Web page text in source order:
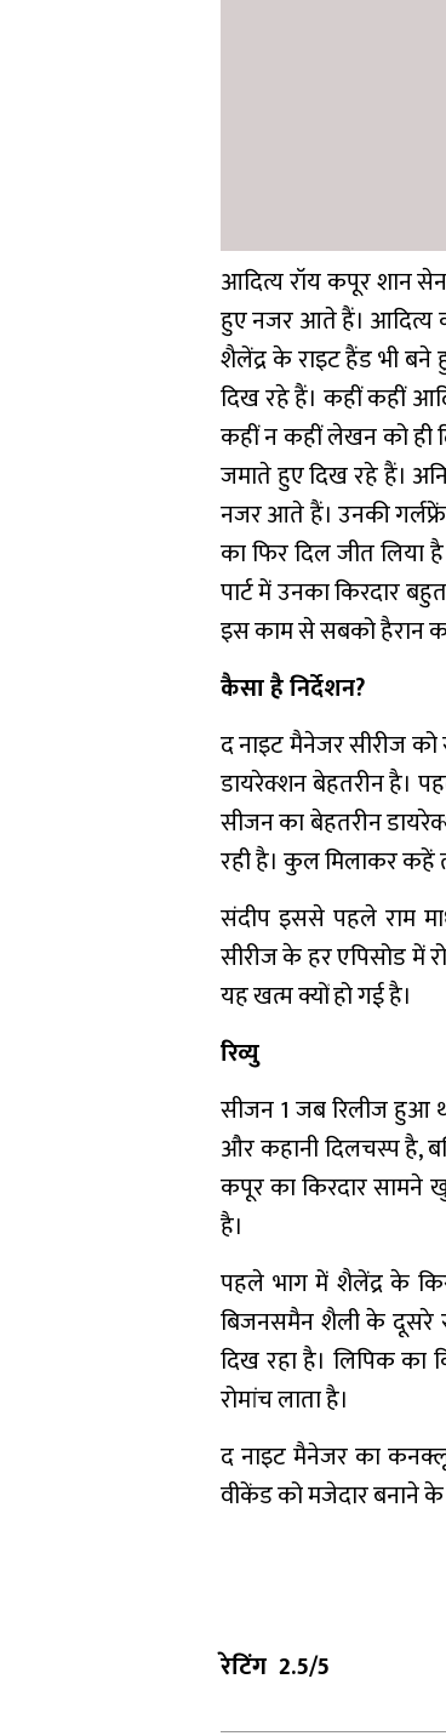
आदित्य रॉय कपूर शान
हुए नजर आते हैं। आदित्य
शैलेंद्र के राइट हैंड भी
दिख रहे हैं। कहीं कहीं
कहीं न कहीं लेखन को ही
जमाते हुए दिख रहे हैं।
नजर आते हैं। उनकी
का फिर दिल जीत लिया
पार्ट में उनका किरदार
इस काम से सबको हैरान
कैसा है निर्देशन?
द नाइट मैनेजर सीरीज को
डायरेक्शन बेहतरीन है।
सीजन का बेहतरीन
रही है। कुल मिलाकर कहें
संदीप इससे पहले राम
सीरीज के हर एपिसोड में
यह खत्म क्यों हो गई है।
रिव्यु
सीजन 1 जब रिलीज हुआ
और कहानी दिलचस्प है,
कपूर का किरदार सामने
है।
पहले भाग में शैलेंद्र के
बिजनसमैन शैली के दूसरे
दिख रहा है। लिपिक का
रोमांच लाता है।
द नाइट मैनेजर का
वीकेंड को मजेदार बनाने
रेटिंग 2.5/5